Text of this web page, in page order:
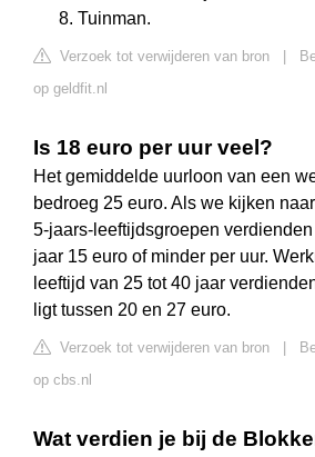
Tuinman.
Verzoek tot verwijderen van bron
op geldfit.nl
Is 18 euro per uur veel?
Het gemiddelde uurloon van een
bedroeg 25 euro. Als we kijken
5-jaars-leeftijdsgroepen
jaar 15 euro of minder per uur.
leeftijd van 25 tot 40 jaar
ligt tussen 20 en 27 euro.
Verzoek tot verwijderen van bron
op cbs.nl
Wat verdien je bij de